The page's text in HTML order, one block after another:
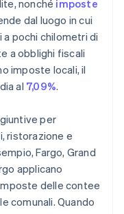
nonché imposte
dal luogo in cui
a pochi chilometri di
a obblighi fiscali
imposte locali, il
al 7,09%.
per
ristorazione e
Fargo, Grand
applicano
delle contee
comunali. Quando